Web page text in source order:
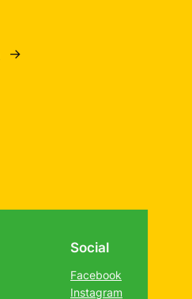
→
Social
Facebook
Instagram